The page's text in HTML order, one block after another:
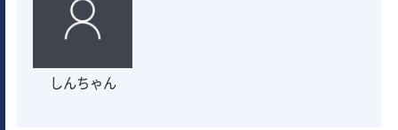
しんちゃん